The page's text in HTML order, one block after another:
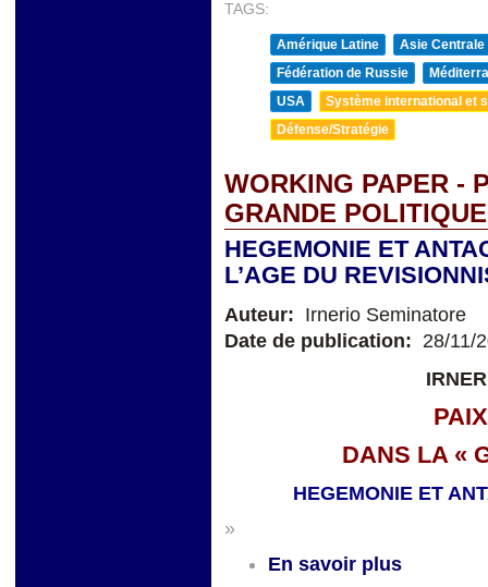
TAGS:
Amérique Latine
Asie Centrale
Fédération de Russie
USA
Système international et
Défense/Stratégie
WORKING PAPER -
GRANDE
HEGEMONIE ET
L’AGE DU
Auteur: Irnerio Seminatore
Date de publication: 28/11/
DANS LA «
HEGEMONIE ET
»
En savoir plus